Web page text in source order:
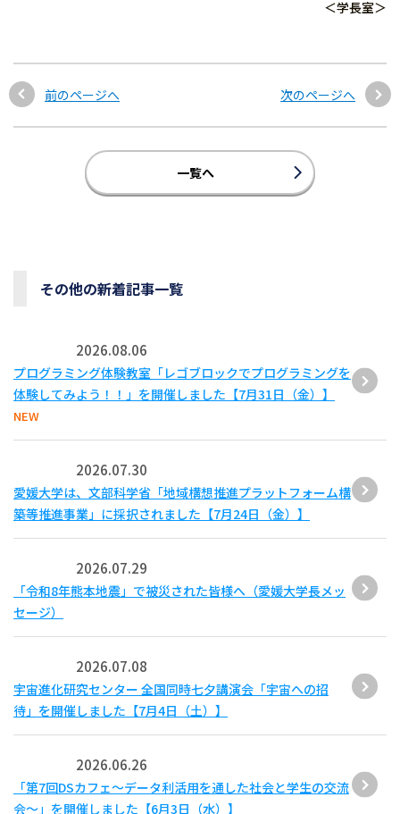
＜学長室＞
前のページへ 次のページへ
一覧へ
その他の新着記事一覧
2026.08.06
プログラミング体験教室「レゴブロックでプログラミングを
体験してみよう！！」を開催しました【7月31日（金）】
NEW
2026.07.30
愛媛大学は、文部科学省「地域構想推進プラットフォーム構
築等推進事業」に採択されました【7月24日（金）】
2026.07.29
「令和8年熊本地震」で被災された皆様へ（愛媛大学長メッ
セージ）
2026.07.08
宇宙進化研究センター 全国同時七夕講演会「宇宙への招
待」を開催しました【7月4日（土）】
2026.06.26
「第7回DSカフェ〜データ利活用を通した社会と学生の交流
会〜」を開催しました【6月3日（水）】